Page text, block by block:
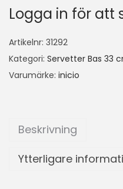
Logga in för att
Artikelnr: 31292
Kategori: Servetter Bas 33
Varumärke: inicio
Beskrivning
Ytterligare